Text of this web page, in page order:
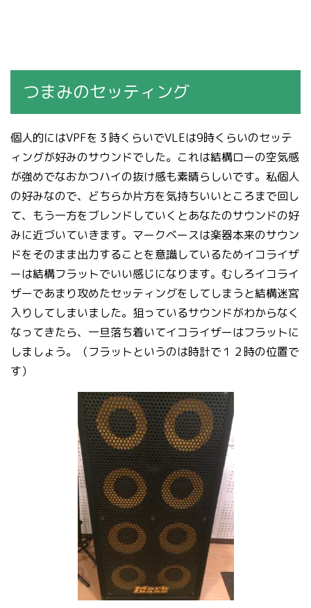
つまみのセッティング
個人的にはVPFを３時くらいでVLEは9時くらいのセッテ
ィングが好みのサウンドでした。これは結構ローの空気感
が強めでなおかつハイの抜け感も素晴らしいです。私個人
の好みなので、どちらか片方を気持ちいいところまで回し
て、もう一方をブレンドしていくとあなたのサウンドの好
みに近づいていきます。マークベースは楽器本来のサウン
ドをそのまま出力することを意識しているためイコライザ
ーは結構フラットでいい感じになります。むしろイコライ
ザーであまり攻めたセッティングをしてしまうと結構迷宮
入りしてしまいました。狙っているサウンドがわからなく
なってきたら、一旦落ち着いてイコライザーはフラットに
しましょう。（フラットというのは時計で１２時の位置で
す）